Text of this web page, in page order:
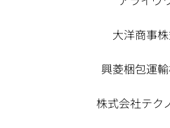
大洋商事
興菱梱包運
株式会社テク